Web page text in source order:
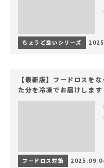
ちょうど良いシリーズ
【最新版】フードロスを
た分を冷凍でお届けします
フードロス対策